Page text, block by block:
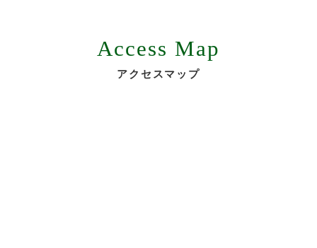
Access Map
アクセスマップ